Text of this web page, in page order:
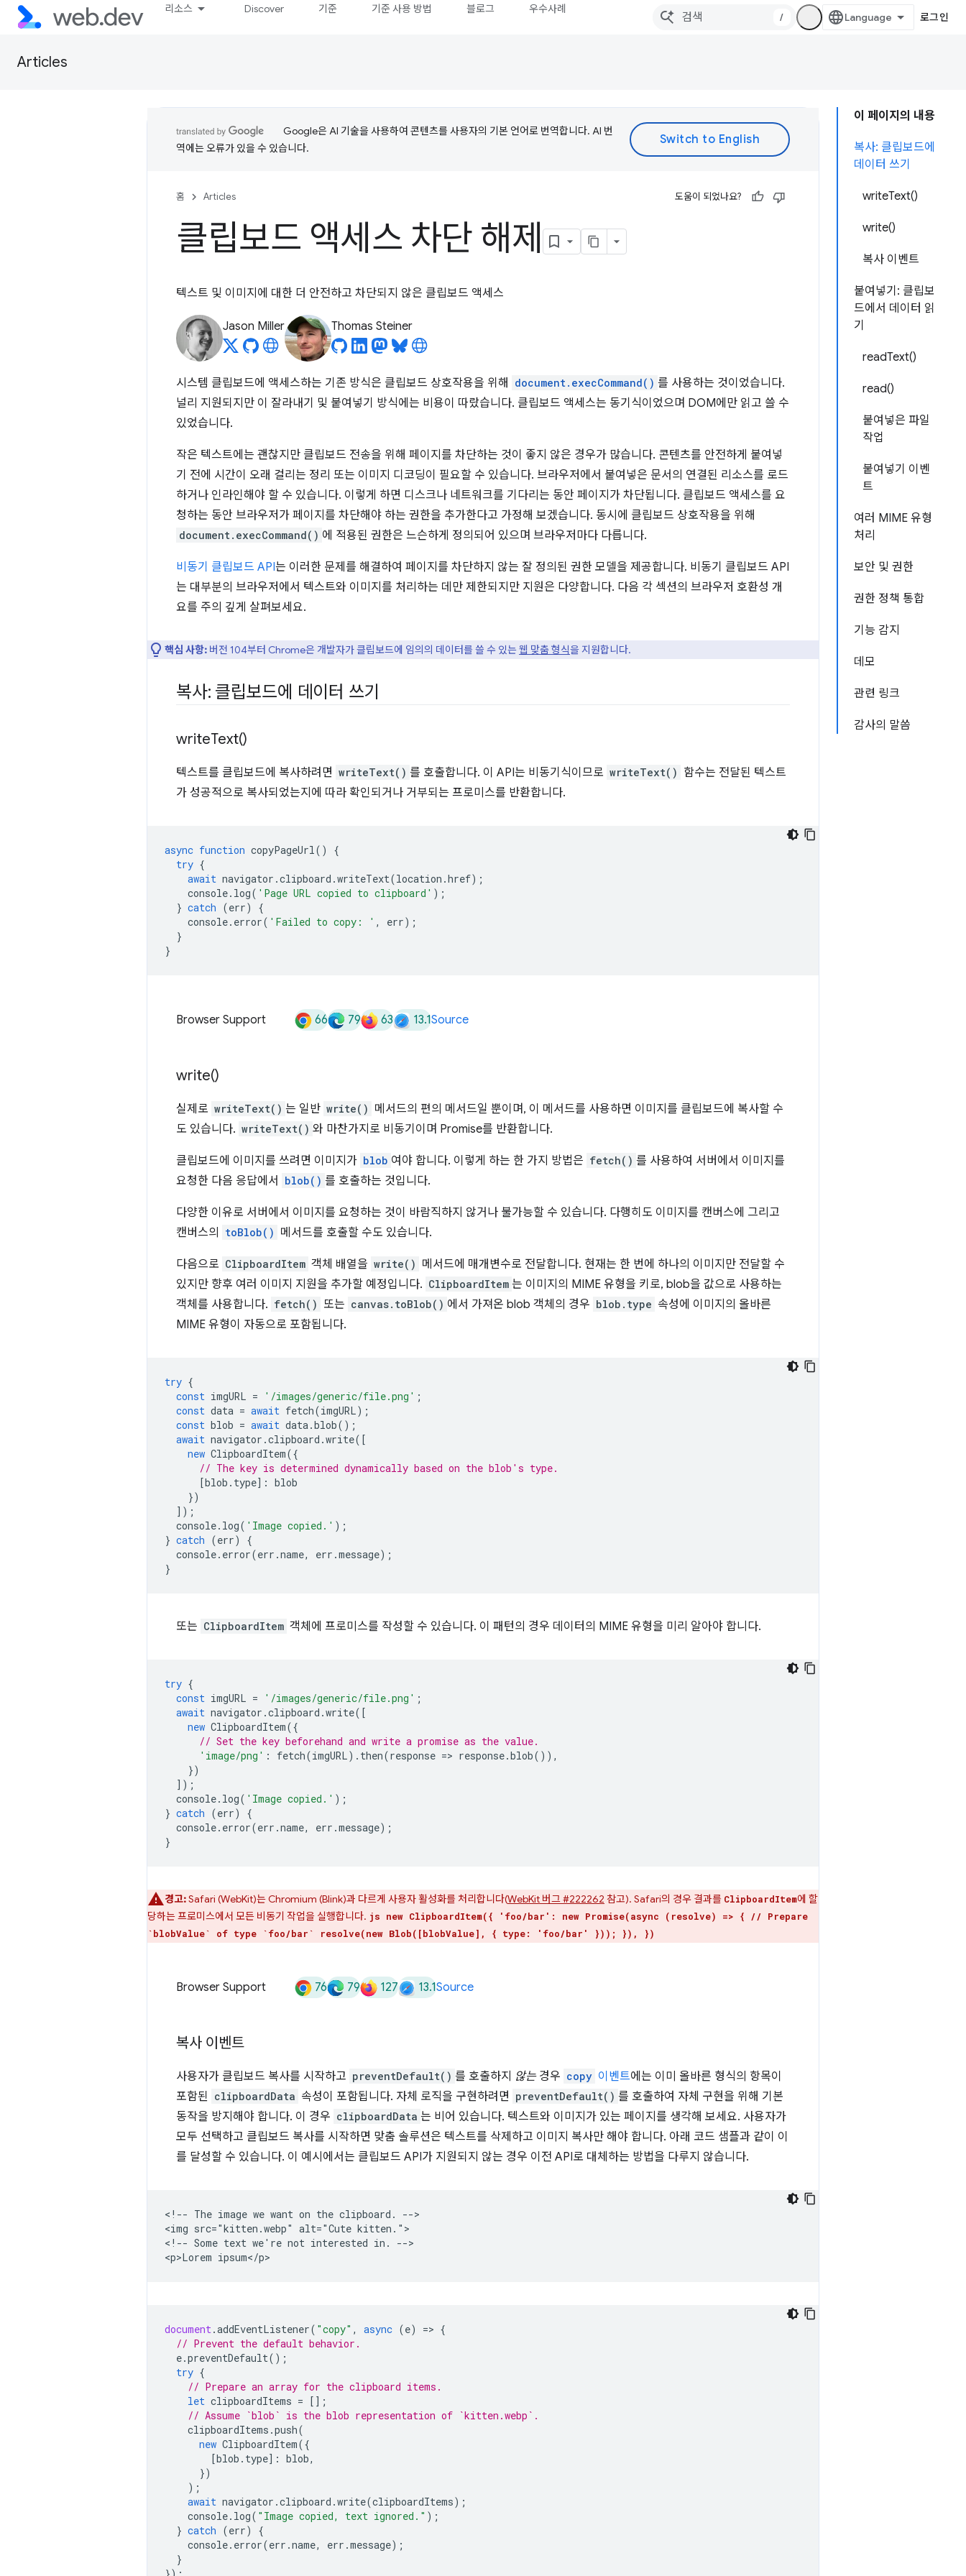
리소스 Discover 기준 기준 사용 방법 블로그 우수사례
/ 로그인
Articles
이 페이지의 내용
복사: 클립보드에
데이터 쓰기
writeText()
write()
복사 이벤트
붙여넣기: 클립보
드에서 데이터 읽
기
readText()
read()
붙여넣은 파일
작업
붙여넣기 이벤
트
여러 MIME 유형
처리
보안 및 권한
권한 정책 통합
기능 감지
데모
관련 링크
감사의 말씀
Google은 AI 기술을 사용하여 콘텐츠를 사용자의 기본 언어로 번역합니다. AI 번
역에는 오류가 있을 수 있습니다.
홈 Articles 도움이 되었나요?
클립보드 액세스 차단 해제
텍스트 및 이미지에 대한 더 안전하고 차단되지 않은 클립보드 액세스
Jason Miller Thomas Steiner
시스템 클립보드에 액세스하는 기존 방식은 클립보드 상호작용을 위해 document.execCommand() 를 사용하는 것이었습니다.
널리 지원되지만 이 잘라내기 및 붙여넣기 방식에는 비용이 따랐습니다. 클립보드 액세스는 동기식이었으며 DOM에만 읽고 쓸 수
있었습니다.
작은 텍스트에는 괜찮지만 클립보드 전송을 위해 페이지를 차단하는 것이 좋지 않은 경우가 많습니다. 콘텐츠를 안전하게 붙여넣
기 전에 시간이 오래 걸리는 정리 또는 이미지 디코딩이 필요할 수 있습니다. 브라우저에서 붙여넣은 문서의 연결된 리소스를 로드
하거나 인라인해야 할 수 있습니다. 이렇게 하면 디스크나 네트워크를 기다리는 동안 페이지가 차단됩니다. 클립보드 액세스를 요
청하는 동안 브라우저가 페이지를 차단해야 하는 권한을 추가한다고 가정해 보겠습니다. 동시에 클립보드 상호작용을 위해
document.execCommand() 에 적용된 권한은 느슨하게 정의되어 있으며 브라우저마다 다릅니다.
비동기 클립보드 API는 이러한 문제를 해결하여 페이지를 차단하지 않는 잘 정의된 권한 모델을 제공합니다. 비동기 클립보드 API
는 대부분의 브라우저에서 텍스트와 이미지를 처리하는 데만 제한되지만 지원은 다양합니다. 다음 각 섹션의 브라우저 호환성 개
요를 주의 깊게 살펴보세요.
핵심 사항: 버전 104부터 Chrome은 개발자가 클립보드에 임의의 데이터를 쓸 수 있는웹 맞춤 형식을 지원합니다.
복사: 클립보드에 데이터 쓰기
writeText()
텍스트를 클립보드에 복사하려면 writeText() 를 호출합니다. 이 API는 비동기식이므로 writeText() 함수는 전달된 텍스트
가 성공적으로 복사되었는지에 따라 확인되거나 거부되는 프로미스를 반환합니다.
async function copyPageUrl()
{
try {
await navigator .clipboard .writeText(location .href);
console. log( 'Page URL copied to clipboard' );
} catch (err)
{
console. error( 'Failed to copy: ' , err);
}
}
Browser Support 66 79 63 13.1Source
write()
실제로 writeText() 는 일반 write() 메서드의 편의 메서드일 뿐이며, 이 메서드를 사용하면 이미지를 클립보드에 복사할 수
도 있습니다. writeText() 와 마찬가지로 비동기이며 Promise를 반환합니다.
클립보드에 이미지를 쓰려면 이미지가 blob 여야 합니다. 이렇게 하는 한 가지 방법은 fetch() 를 사용하여 서버에서 이미지를
요청한 다음 응답에서
blob() 를 호출하는 것입니다.
다양한 이유로 서버에서 이미지를 요청하는 것이 바람직하지 않거나 불가능할 수 있습니다. 다행히도 이미지를 캔버스에 그리고
캔버스의
toBlob() 메서드를 호출할 수도 있습니다.
다음으로 ClipboardItem 객체 배열을 write() 메서드에 매개변수로 전달합니다. 현재는 한 번에 하나의 이미지만 전달할 수
있지만 향후 여러 이미지 지원을 추가할 예정입니다. ClipboardItem 는 이미지의 MIME 유형을 키로, blob을 값으로 사용하는
객체를 사용합니다. fetch() 또는 canvas.toBlob() 에서 가져온 blob 객체의 경우 blob.type 속성에 이미지의 올바른
MIME 유형이 자동으로 포함됩니다.
try {
const imgURL = '/images/generic/file.png' ;
const data = await fetch(imgURL);
const blob = await data.blob();
await navigator .clipboard .write([
new ClipboardItem({
// The key is determined dynamically based on the blob's type.
[blob . type] : blob
})
]);
console. log( 'Image copied.' );
} catch (err)
{
console. error(err .name, err .message);
}
또는 ClipboardItem 객체에 프로미스를 작성할 수 있습니다. 이 패턴의 경우 데이터의 MIME 유형을 미리 알아야 합니다.
try {
const imgURL = '/images/generic/file.png' ;
await navigator .clipboard .write([
new ClipboardItem({
// Set the key beforehand and write a promise as the value.
'image/png' : fetch(imgURL). then(response => response.blob()),
})
]);
console. log( 'Image copied.' );
} catch (err)
{
console. error(err .name, err .message);
}
경고:Safari (WebKit)는 Chromium (Blink)과 다르게 사용자 활성화를 처리합니다(WebKit 버그 #222262 참고). Safari의 경우 결과를 ClipboardItem에 할
당하는 프로미스에서 모든 비동기 작업을 실행합니다. js new ClipboardItem({ 'foo/bar': new Promise(async (resolve) => { // Prepare
`blobValue` of type `foo/bar` resolve(new Blob([blobValue], { type: 'foo/bar' })); }), })
Browser Support 76 79 127 13.1Source
복사 이벤트
사용자가 클립보드 복사를 시작하고 preventDefault() 를 호출하지 않는경우 copy 이벤트에는 이미 올바른 형식의 항목이
포함된 clipboardData 속성이 포함됩니다. 자체 로직을 구현하려면 preventDefault() 를 호출하여 자체 구현을 위해 기본
동작을 방지해야 합니다. 이 경우 clipboardData 는 비어 있습니다. 텍스트와 이미지가 있는 페이지를 생각해 보세요. 사용자가
모두 선택하고 클립보드 복사를 시작하면 맞춤 솔루션은 텍스트를 삭제하고 이미지 복사만 해야 합니다. 아래 코드 샘플과 같이 이
를 달성할 수 있습니다. 이 예시에서는 클립보드 API가 지원되지 않는 경우 이전 API로 대체하는 방법을 다루지 않습니다.
<!-- The image we want on the clipboard. -->
<img src="kitten.webp" alt="Cute kitten.">
<!-- Some text we're not interested in. -->
document.addEventListener( "copy" , async (e) => {
// Prevent the default behavior.
e.preventDefault();
try {
// Prepare an array for the clipboard items.
let clipboardItems = [];
// Assume `blob` is the blob representation of `kitten.webp`.
clipboardItems .push(
new ClipboardItem({
[blob . type] : blob,
})
);
await navigator .clipboard .write(clipboardItems);
console. log( "Image copied, text ignored." );
} catch (err)
{
console. error(err .name, err .message);
}